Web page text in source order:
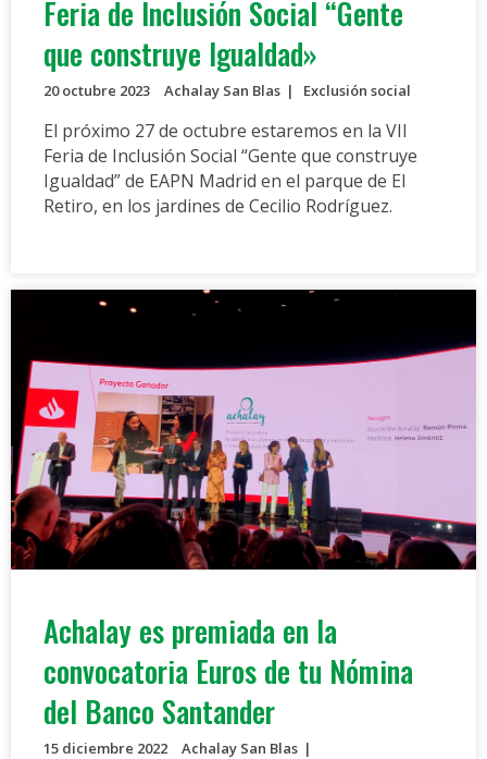
Feria de Inclusión Social “Gente
que construye Igualdad»
20 octubre 2023 Achalay San Blas Exclusión social
El próximo 27 de octubre estaremos en la VII
Feria de Inclusión Social “Gente que construye
Igualdad” de EAPN Madrid en el parque de El
Retiro, en los jardines de Cecilio Rodríguez.
Achalay es premiada en la
convocatoria Euros de tu Nómina
del Banco Santander
15 diciembre 2022
Achalay San Blas